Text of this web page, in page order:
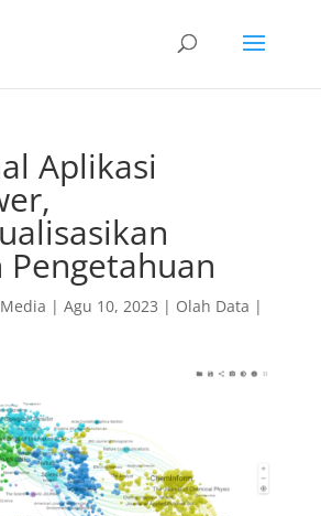
Aplikasi
Pengetahuan
| Agu 10, 2023 | Olah Data |